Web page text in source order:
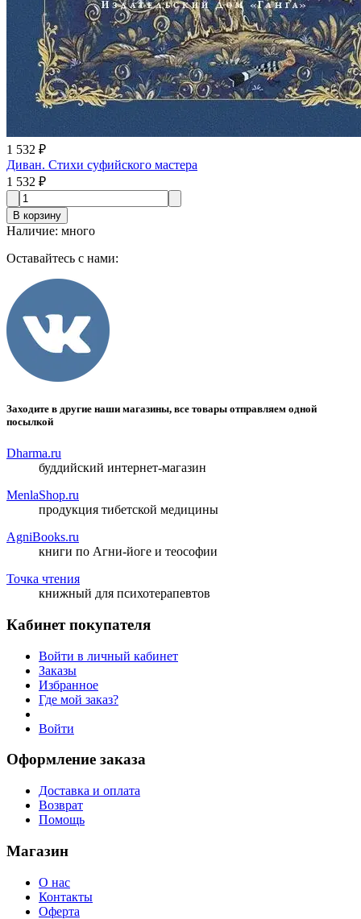
1 532 ₽
Диван. Стихи суфийского мастера
1 532 ₽
В корзину
Наличие: много
Оставайтесь с нами:
Заходите в другие наши магазины, все товары отправляем одной
посылкой
Dharma.ru
буддийский интернет-магазин
MenlaShop.ru
продукция тибетской медицины
AgniBooks.ru
книги по Агни-йоге и теософии
Точка чтения
книжный для психотерапевтов
Кабинет покупателя
Войти в личный кабинет
Заказы
Избранное
Где мой заказ?
Войти
Оформление заказа
Доставка и оплата
Возврат
Помощь
Магазин
О нас
Контакты
Оферта